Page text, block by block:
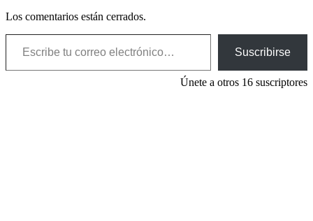
Los comentarios están cerrados.
Escribe tu correo electrónico…
Suscribirse
Únete a otros 16 suscriptores